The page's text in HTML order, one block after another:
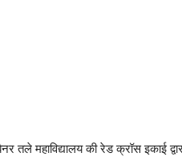
तले महाविद्यालय की रेड क्रॉस इकाई